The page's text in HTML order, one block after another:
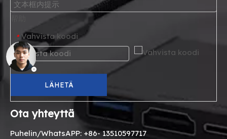
* Vahvista koodi
LÄHETÄ
Ota yhteyttä
Puhelin/WhatsAPP: +86- 13510597717